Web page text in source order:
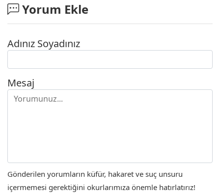
Yorum Ekle
Adınız Soyadınız
Mesaj
Gönderilen yorumların küfür, hakaret ve suç unsuru
içermemesi gerektiğini okurlarımıza önemle hatırlatırız!